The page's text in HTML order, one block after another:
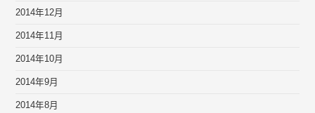
2014年12月
2014年11月
2014年10月
2014年9月
2014年8月